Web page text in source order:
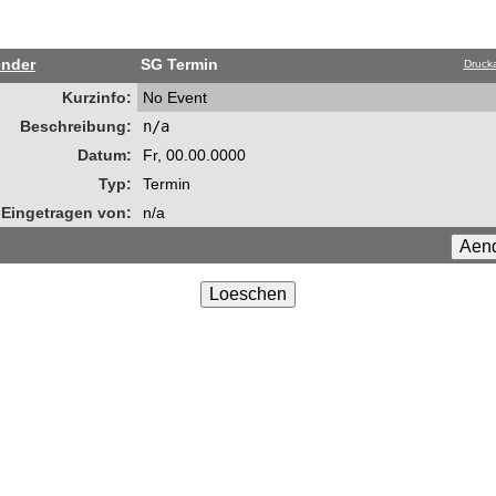
SG Termin
Kurzinfo:
No Event
Beschreibung:
n/a
Datum:
Fr, 00.00.0000
Typ:
Termin
Eingetragen von:
n/a